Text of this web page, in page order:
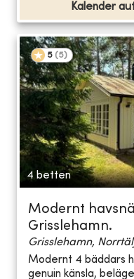
Kalender
5 (5)
4 betten
Modernt
Grisslehamn.
Grisslehamn,
Modernt 4 bäddars
genuin känsla,